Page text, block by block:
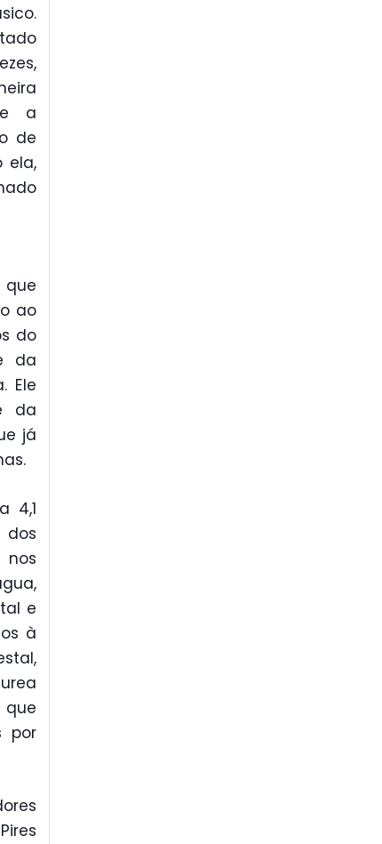
a
de
ela,
ao
do
da
Ele
da
já
4,1
dos
e
à
que
por